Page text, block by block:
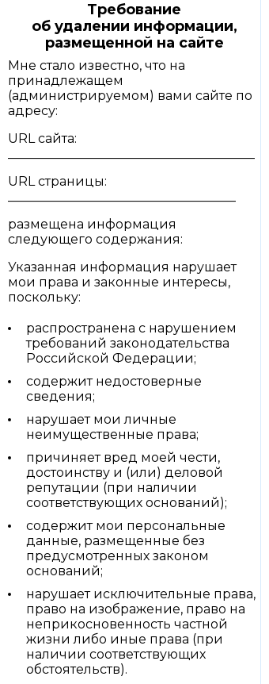
Требование
об удалении информации,
размещенной на сайте
Мне стало известно, что на
принадлежащем
(администрируемом) вами сайте по
адресу:
URL сайта:
URL страницы:
размещена информация
следующего содержания:
Указанная информация нарушает
мои права и законные интересы,
поскольку:
распространена с нарушением
требований законодательства
Российской Федерации;
содержит недостоверные
сведения;
нарушает мои личные
неимущественные права;
причиняет вред моей чести,
достоинству и (или) деловой
репутации (при наличии
соответствующих оснований);
содержит мои персональные
данные, размещенные без
предусмотренных законом
оснований;
нарушает исключительные права,
право на изображение, право на
неприкосновенность частной
жизни либо иные права (при
наличии соответствующих
обстоятельств).